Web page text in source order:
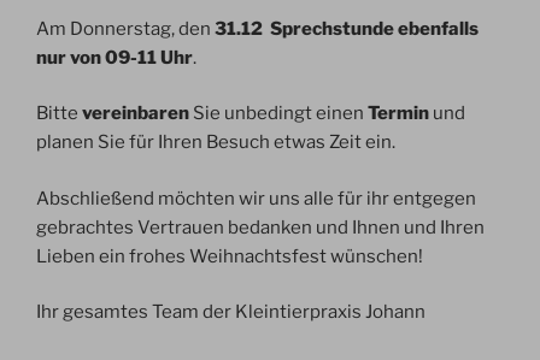
Am Donnerstag, den 31.12 Sprechstunde ebenfalls
nur von 09-11Uhr.
Bitte vereinbaren Sie unbedingt einen Termin und
planen Sie für Ihren Besuch etwas Zeit ein.
Abschließend möchten wir uns alle für ihr entgegen
gebrachtes Vertrauen bedanken und Ihnen und Ihren
Lieben ein frohes Weihnachtsfest wünschen!
Ihr gesamtes Team der Kleintierpraxis Johann